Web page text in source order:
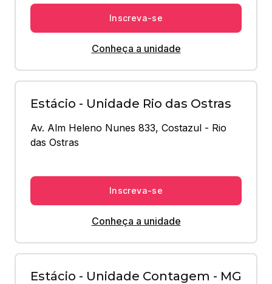
Inscreva-se
Conheça a unidade
Estácio - Unidade Rio das Ostras
Av. Alm Heleno Nunes 833, Costazul - Rio
das Ostras
Inscreva-se
Conheça a unidade
Estácio - Unidade Contagem - MG